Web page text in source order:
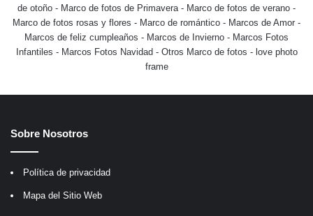
de otoño - Marco de fotos de Primavera- Marco de fotos de verano -
Marco de fotos rosas y flores - Marco de romántico - Marcos de Amor -
Marcos de feliz cumpleaños - Marcos de Invierno - Marcos Fotos
Infantiles - Marcos Fotos Navidad - Otros Marco de fotos - love photo
frame
Sobre Nosotros
Política de privacidad
Mapa del Sitio Web